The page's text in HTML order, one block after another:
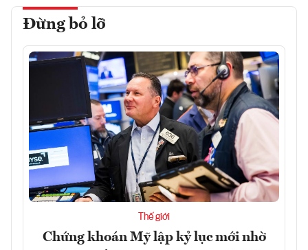
Đừng bỏ lỡ
Thế giới
Chứng khoán Mỹ lập kỷ lục mới nhờ